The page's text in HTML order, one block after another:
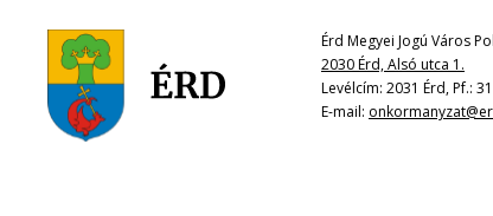
Érd Megyei Jogú Város
2030 Érd, Alsó utca 1.
Levélcím: 2031 Érd, Pf.:
E-mail: